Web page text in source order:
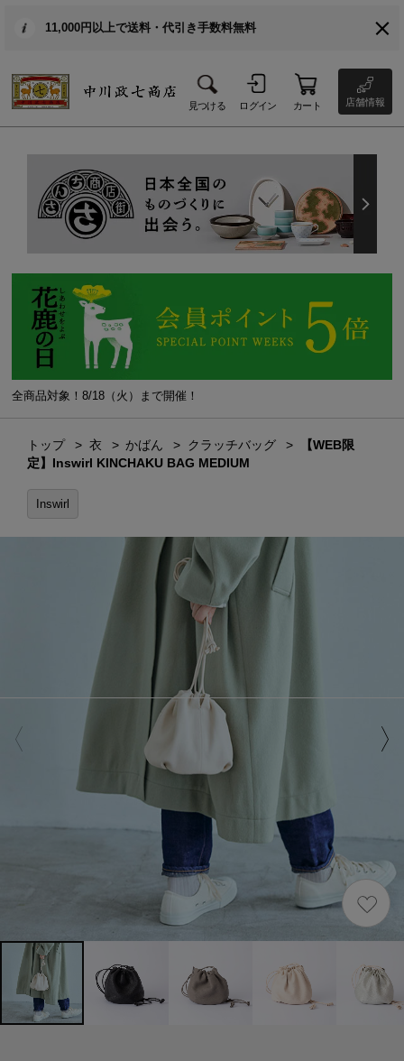
11,000円以上で送料・代引き手数料無料
見つける ログイン カート 店舗情報
全商品対象！8/18（火）まで開催！
トップ 衣 かばん クラッチバッグ
【WEB限
定】Inswirl KINCHAKU BAG MEDIUM
Inswirl